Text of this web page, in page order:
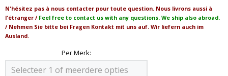
N'hésitez pas à nous contacter pour toute question. Nous livrons aussi à
l'étranger / Feel free to contact us with any questions. We ship also abroad.
/ Nehmen Sie bitte bei Fragen Kontakt mit uns auf. Wir liefern auch im
Ausland.
Per Merk:
Selecteer 1 of meerdere opties